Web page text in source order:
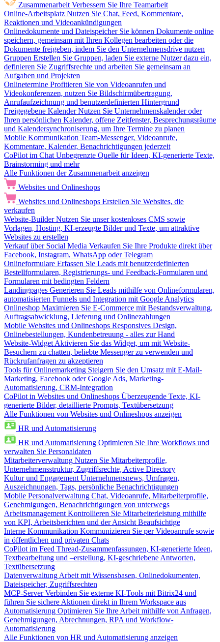
Zusammenarbeit Verbessern Sie Ihre Teamarbeit
Online-Arbeitsplatz Nutzen Sie Chat, Feed, Kommentare,
Reaktionen und Videoankündigungen
Onlinedokumente und Dateispeicher Sie können Dokumente online
speichern, gemeinsam mit Ihren Kollegen bearbeiten oder die
Dokumente freigeben, indem Sie den Unternehmensdrive nutzen
Gruppen Erstellen Sie Gruppen, laden Sie externe Nutzer dazu ein,
definieren Sie Zugriffsrechte und arbeiten Sie gemeinsam an
Aufgaben und Projekten
Onlinetermine Profitieren Sie von Videoanrufen und
Videokonferenzen, nutzen Sie Bildschirmübertragung,
Anrufaufzeichnung und benutzerdefinierten Hintergrund
Freigegebene Kalender Nutzen Sie Unternehmenskalender oder
Ihren persönlichen Kalender, offene Zeitfenster, Besprechungsräume
und Kalendersynchroniserung, um Ihre Termine zu planen
Mobile Kommunikation Team-Messenger, Videoanrufe,
Kommentare, Kalender, Benachrichtigungen jederzeit
CoPilot im Chat Unbegrenzte Quelle für Ideen, KI-generierte Texte,
Brainstorming und mehr
Alle Funktionen der Zusammenarbeit anzeigen
Websites und Onlineshops
Websites und Onlineshops Erstellen Sie Websites, die
verkaufen
Website-Builder Nutzen Sie unser kostenloses CMS sowie
Vorlagen, Hosting, KI-erzeugte Bilder und Texte, um attraktive
Websites zu erstellen
Verkauf über Social Media Verkaufen Sie Ihre Produkte direkt über
Facebook, Instagram, WhatsApp oder Telegram
Onlineformulare Erfassen Sie Leads mit benutzerdefinierten
Bestellformularen, Registrierungs- und Feedback-Formularen und
Formularen mit bedingten Feldern
Landingpages Generieren Sie Leads mithilfe von Onlineformularen,
automatisierten Funnels und Integration mit Google Analytics
Onlineshop Maximieren Sie E-Commerce mit Bestandsverwaltung,
Auftragsabwicklung, Lieferung und Onlinezahlungen
Mobile Websites und Onlineshops Responsives Design,
Onlinebestellungen, Kundenbetreuung - alles zur Hand
Website-Widget Aktivieren Sie das Widget, um mit Website-
Besuchern zu chatten, beliebte Messenger zu verwenden und
Rückrufanfragen zu akzeptieren
Tools für Onlinemarketing Steigern Sie den Umsatz mit E-Mail-
Marketing, Facebook oder Google Ads, Marketing-
Automatisierung, CRM-Integration
CoPilot in Websites und Onlineshops Überzeugende Texte, KI-
generierte Bilder, detaillierte Prompts, Textübersetzung
Alle Funktionen von Websites und Onlineshops anzeigen
HR und Automatisierung
HR und Automatisierung Optimieren Sie Ihre Workflows und
verwalten Sie Personaldaten
Mitarbeiterverwaltung Nutzen Sie Mitarbeiterprofile,
Unternehmensstruktur, Zugriffsrechte, Active Directory
Kultur und Engagement Unternehmensnews, Umfragen,
Auszeichnungen, Tags, persönliche Benachrichtigungen
Mobile Personalverwaltung Chat, Videoanrufe, Mitarbeiterprofile,
Genehmigungen, Benachrichtigungen von unterwegs
Arbeitsmanagement Kontrollieren Sie Mitarbeiterleistung mithilfe
von KPI, Arbeitsberichten und der Ansicht Beaufsichtige
Interne Kommunikation Kommunizieren Sie per Videoanrufe sowie
in öffentlichen und privaten Chats
CoPilot im Feed Thread-Zusammenfassungen, KI-generierte Ideen,
Textbearbeitung und –erstellung, KI-geschriebene Antworten,
Textübersetzung
Datenverwaltung Arbeit mit Wissensbasen, Onlinedokumenten,
Dateispeicher, Zugriffsrechten
MCP-Server Verbinden Sie externe KI-Tools mit Bitrix24 und
führen Sie sichere Aktionen direkt in Ihrem Workspace aus
Automatisierung Optimieren Sie Ihre Arbeit mithilfe von Anfragen,
Genehmigungen, Abrechnungen, RPA und Workflow-
Automatisierung
Alle Funktionen von HR und Automatisierung anzeigen